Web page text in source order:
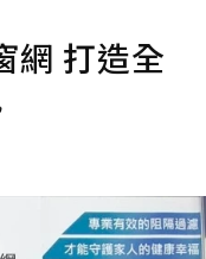
網 打造全